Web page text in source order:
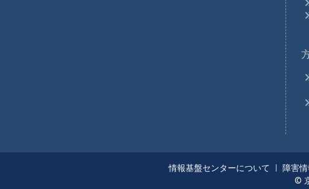
情報基盤センターについて 障害
©